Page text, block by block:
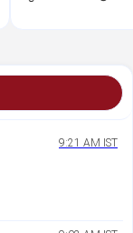
9:21 AM IST